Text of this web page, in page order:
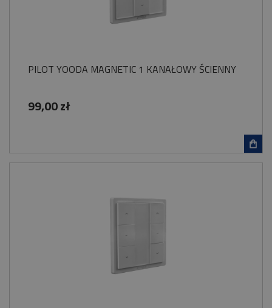
PILOT YOODA MAGNETIC 1 KANAŁOWY ŚCIENNY
99,00 zł